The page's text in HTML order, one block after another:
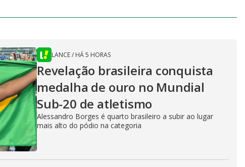
LANCE/ HÁ 5 HORAS
Revelação brasileira conquista
medalha de ouro no Mundial
Sub-20 de atletismo
Alessandro Borges é quarto brasileiro a subir ao lugar
mais alto do pódio na categoria